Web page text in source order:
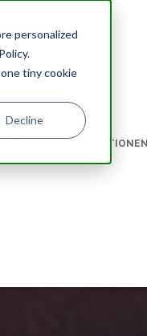
personalized
tiny cookie
Decline
INFORMATIONEN